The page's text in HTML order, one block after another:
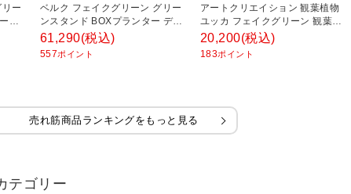
ー
テ
植
ベルク フェイクグリーン グリー
ンスタンド BOXプランター デザ
インパーテーション 間仕切り 観
葉植物 人工 GR2009 幅850×奥行
350×高さ950mm
61,290(税込)
557ポイント
アートクリエイション 観葉植物
ユッカ フェイクグリーン 観葉植
物 光触媒加工 高さ1600mm
173A250
20,200(税込)
183ポイント
売れ筋商品ランキングをもっと見る
テゴリー